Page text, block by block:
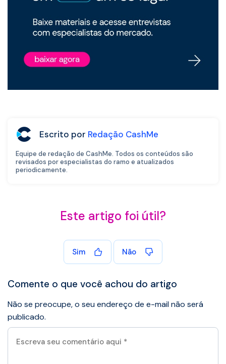
Escrito por Redação CashMe
Equipe de redação de CashMe. Todos os conteúdos são
revisados por especialistas do ramo e atualizados
periodicamente.
Este artigo foi útil?
Sim Não
Comente o que você achou do artigo
Não se preocupe, o seu endereço de e-mail não será
publicado.
Escreva
seu